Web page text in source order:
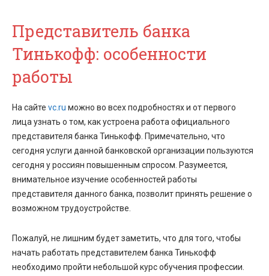
Представитель банка
Тинькофф: особенности
работы
На сайте vc.ru можно во всех подробностях и от первого
лица узнать о том, как устроена работа официального
представителя банка Тинькофф. Примечательно, что
сегодня услуги данной банковской организации пользуются
сегодня у россиян повышенным спросом. Разумеется,
внимательное изучение особенностей работы
представителя данного банка, позволит принять решение о
возможном трудоустройстве.
Пожалуй, не лишним будет заметить, что для того, чтобы
начать работать представителем банка Тинькофф
необходимо пройти небольшой курс обучения профессии.